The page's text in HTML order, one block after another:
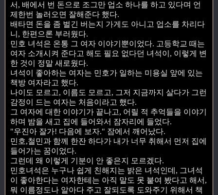
서, 배에서 번 돈으로 조그만 업소 하나를 하고 있다며 언
제한번 놀러오면 잘해준다 했다.
배타면 돈을 좀 벌긴 버는지 가게도 아니고 업소를 차리다
니, 한편으론 부러웠다.
민호 녀석은 온통 그 여자 이야기뿐이었다. 고등학교 때는
여자 소개시켜 준다고 해도 필요 없다던 녀석이, 이렇게 변
한 것이 정말 새로웠다.
녀석이 좋아하는 여자는 민호가 일하는 미용실 앞에 있는
책방 여자라고 했다.
나이도 모르고, 이름도 모르고, 그저 지금까지 살다가 그런
감정이 드는 여자는 처음이라고 했다.
그 여자에 대한 이야기가 끝나고, 어릴 적 추억들을 이야기
하며 밤을 새고 집에 들어와서 잠자리에 들었다.
"우진아 잘가! 다음에 보자." 잠에서 깨어났다.
민호,철민과 함께 한잔 하다가 내가 너무 취해서 먼저 집에
들어가는 꿈이었다.
그런데 왜 이렇게 기분이 안 좋은지 모르겠다.
민호녀석은 누구나 쉽게 친해지는 밝은 녀석인데, 그녀석
이 좋아한다는 여자한테는 아직 말도 못 붙여 봤다고 해서,
뭐 이름정도나 알아다 주고 잘되도록 도와주기 위해서 책